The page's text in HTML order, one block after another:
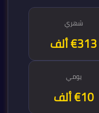
شهري
€313 ألف
يومي
€10 ألف